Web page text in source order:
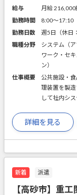
給与
月給
勤務時間
8:00～17:10
勤務日数
週5日（休日
職種分野
システム（
ワーク・セ
ン）
仕事概要
公共施設・
理装置を製
して社内シ
詳細を見る
新着 派遣
【高砂市】重